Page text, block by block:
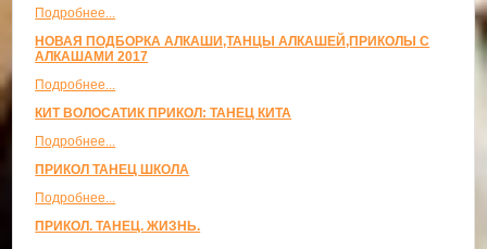
Подробнее...
НОВАЯ ПОДБОРКА АЛКАШИ,ТАНЦЫ АЛКАШЕЙ,ПРИКОЛЫ С
АЛКАШАМИ 2017
Подробнее...
КИТ ВОЛОСАТИК ПРИКОЛ: ТАНЕЦ КИТА
Подробнее...
ПРИКОЛ ТАНЕЦ ШКОЛА
Подробнее...
ПРИКОЛ. ТАНЕЦ. ЖИЗНЬ.